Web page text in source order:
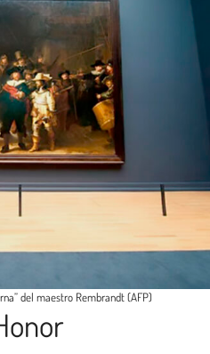
del maestro Rembrandt (AFP)